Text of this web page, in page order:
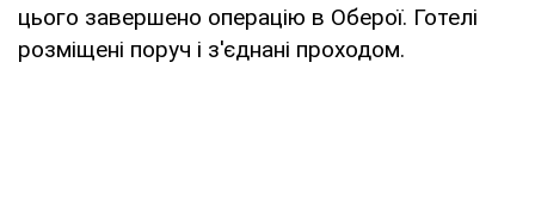
цього завершено операцію в Оберої. Готелі
розміщені поруч і з'єднані проходом.